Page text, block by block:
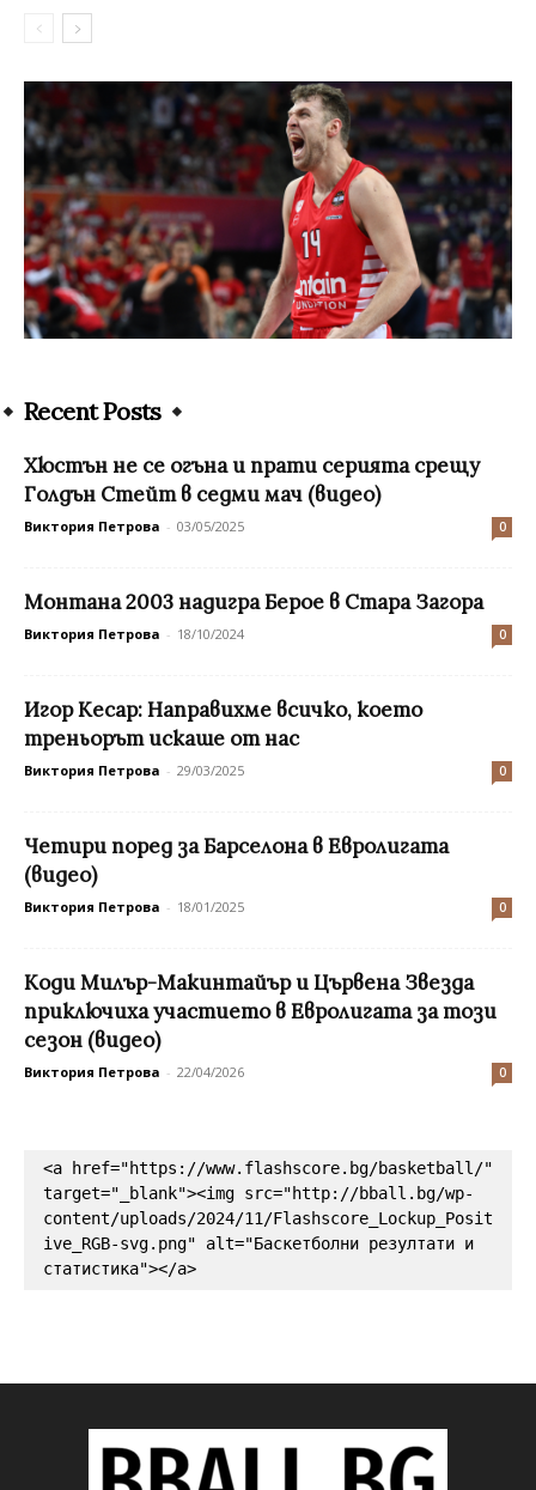
Recent Posts
Хюстън не се огъна и прати серията срещу
Голдън Стейт в седми мач (видео)
Виктория Петрова - 03/05/2025 0
Монтана 2003 надигра Берое в Стара Загора
Виктория Петрова - 18/10/2024 0
Игор Кесар: Направихме всичко, което
треньорът искаше от нас
Виктория Петрова - 29/03/2025 0
Четири поред за Барселона в Евролигата
(видео)
Виктория Петрова - 18/01/2025 0
Коди Милър-Макинтайър и Цървена Звезда
приключиха участието в Евролигата за този
сезон (видео)
Виктория Петрова - 22/04/2026 0
<a href="https://www.flashscore.bg/basketball/"
target="_blank"><img src="http://bball.bg/wp-
content/uploads/2024/11/Flashscore_Lockup_Posit
ive_RGB-svg.png" alt="Баскетболни резултати и
статистика"></a>